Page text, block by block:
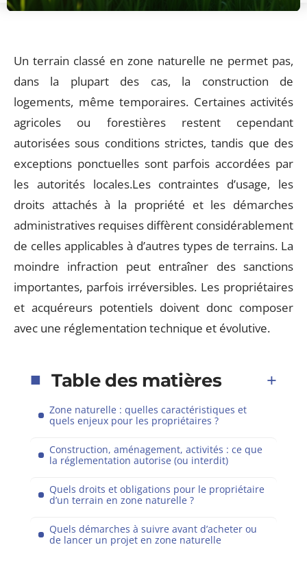
Un terrain classé en zone naturelle ne permet pas,
dans la plupart des cas, la construction de
logements, même temporaires. Certaines activités
agricoles ou forestières restent cependant
autorisées sous conditions strictes, tandis que des
exceptions ponctuelles sont parfois accordées par
les autorités locales.Les contraintes d’usage, les
droits attachés à la propriété et les démarches
administratives requises diffèrent considérablement
de celles applicables à d’autres types de terrains. La
moindre infraction peut entraîner des sanctions
importantes, parfois irréversibles. Les propriétaires
et acquéreurs potentiels doivent donc composer
avec une réglementation technique et évolutive.
Table des matières
Zone naturelle : quelles caractéristiques et
quels enjeux pour les propriétaires ?
Construction, aménagement, activités : ce que
la réglementation autorise (ou interdit)
Quels droits et obligations pour le propriétaire
d’un terrain en zone naturelle ?
Quels démarches à suivre avant d’acheter ou
de lancer un projet en zone naturelle